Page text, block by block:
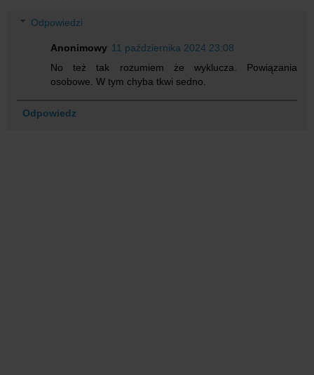
Odpowiedzi
Anonimowy 11 października 2024 23:08
No też tak rozumiem że wyklucza. Powiązania
osobowe. W tym chyba tkwi sedno.
Odpowiedz